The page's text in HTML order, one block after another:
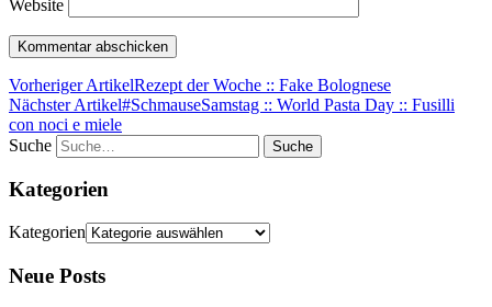
Website
Vorheriger ArtikelRezept der Woche :: Fake Bolognese
Nächster Artikel#SchmauseSamstag :: World Pasta Day :: Fusilli
con noci e miele
Suche
Kategorien
Kategorien
Neue Posts